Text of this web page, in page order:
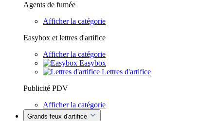
Agents de fumée
Afficher la catégorie
Easybox et lettres d'artifice
Afficher la catégorie
Easybox
Lettres d'artifice
Publicité PDV
Afficher la catégorie
Grands feux d'artifice